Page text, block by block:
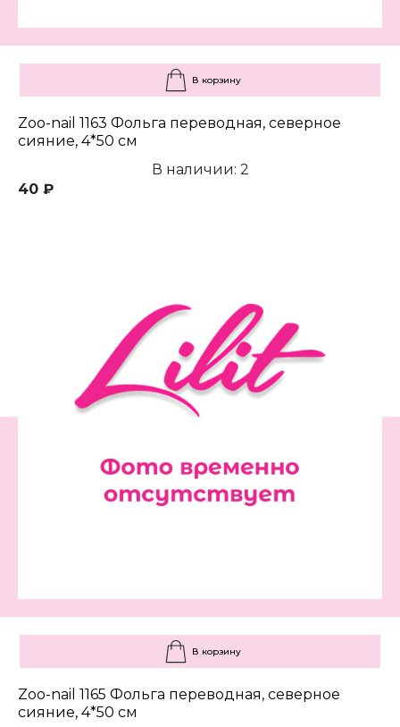
В корзину
Zoo-nail 1163 Фольга переводная, северное
сияние, 4*50 см
В наличии: 2
40 ₽
В корзину
Zoo-nail 1165 Фольга переводная, северное
сияние, 4*50 см